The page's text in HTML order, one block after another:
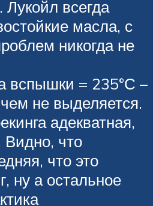
Лукойл всегда
масла, с
никогда не
вспышки = 235°С –
не выделяется.
адекватная,
Видно, что
что это
ну а остальное